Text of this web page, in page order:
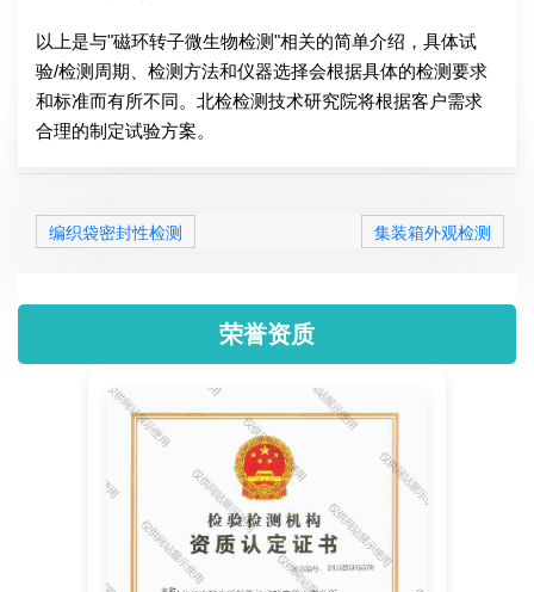
以上是与"磁环转子微生物检测"相关的简单介绍，具体试
验/检测周期、检测方法和仪器选择会根据具体的检测要求
和标准而有所不同。北检检测技术研究院将根据客户需求
合理的制定试验方案。
编织袋密封性检测 集装箱外观检测
荣誉资质